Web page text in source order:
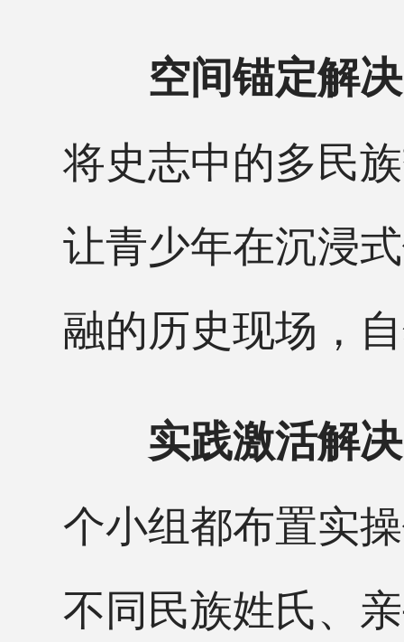
空间锚定解
将史志中的多民
让青少年在沉浸
融的历史现场，
实践激活解
个小组都布置实
不同民族姓氏、